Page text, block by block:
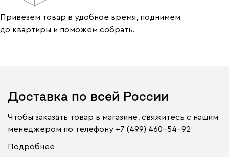
Привезем товар в удобное время, поднимем
до квартиры и поможем собрать.
Доставка по всей России
Чтобы заказать товар в магазине, свяжитесь с нашим
менеджером по телефону +7 (499) 460-54-92
Подробнее